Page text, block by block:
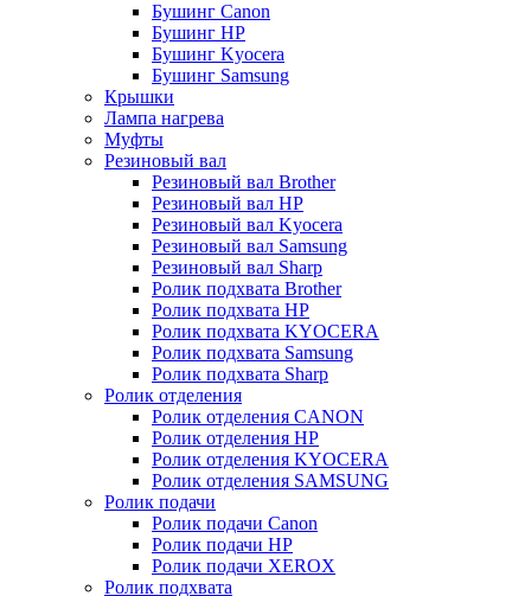
Бушинг Canon
Бушинг HP
Бушинг Kyocera
Бушинг Samsung
Крышки
Лампа нагрева
Муфты
Резиновый вал
Резиновый вал Brother
Резиновый вал HP
Резиновый вал Kyocera
Резиновый вал Samsung
Резиновый вал Sharp
Ролик подхвата Brother
Ролик подхвата HP
Ролик подхвата KYOCERA
Ролик подхвата Samsung
Ролик подхвата Sharp
Ролик отделения
Ролик отделения CANON
Ролик отделения HP
Ролик отделения KYOCERA
Ролик отделения SAMSUNG
Ролик подачи
Ролик подачи Canon
Ролик подачи HP
Ролик подачи XEROX
Ролик подхвата